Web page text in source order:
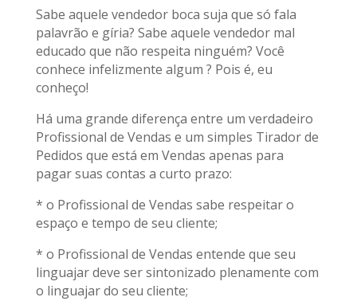
Sabe aquele vendedor boca suja que só fala
palavrão e gíria? Sabe aquele vendedor mal
educado que não respeita ninguém? Você
conhece infelizmente algum ? Pois é, eu
conheço!
Há uma grande diferença entre um verdadeiro
Profissional de Vendas e um simples Tirador de
Pedidos que está em Vendas apenas para
pagar suas contas a curto prazo:
* o Profissional de Vendas sabe respeitar o
espaço e tempo de seu cliente;
* o Profissional de Vendas entende que seu
linguajar deve ser sintonizado plenamente com
o linguajar do seu cliente;